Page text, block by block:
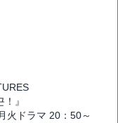
』
火ドラマ 20：50～